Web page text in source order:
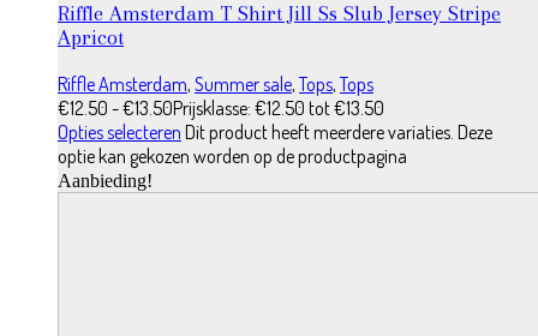
Riffle Amsterdam T Shirt Jill Ss Slub Jersey Stripe
Apricot
Riffle Amsterdam, Summer sale,Tops,Tops
€12.50 -€13.50Prijsklasse: €12.50 tot €13.50
Opties selecteren Dit product heeft meerdere variaties. Deze
optie kan gekozen worden op de productpagina
Aanbieding!